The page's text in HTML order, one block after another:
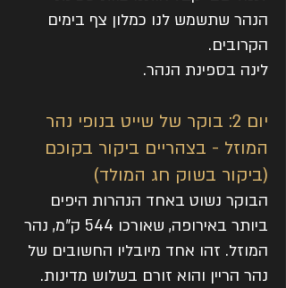
הנהר שתשמש לנו כמלון צף בימים
הקרובים.
לינה בספינת הנהר.
יום 2: בוקר של שייט בנופי נהר
המוזל - בצהריים ביקור בקוכם
(ביקור בשוק חג המולד)
הבוקר נשוט באחד הנהרות היפים
ביותר באירופה, שאורכו 544 ק"מ, נהר
המוזל. זהו אחד מיובליו החשובים של
נהר הריין והוא זורם בשלוש מדינות.